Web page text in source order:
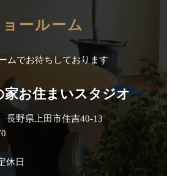
ールーム
ムでお待ちしております
家お住まいスタジオ
長野県上田市住吉40-13
休日